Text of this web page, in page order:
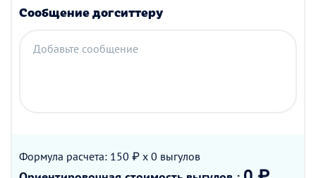
Сообщение догситтеру
Добавьте сообщение
Формула расчета: 150 ₽ x 0 выгулов